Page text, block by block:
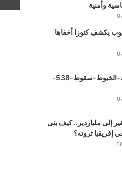
وأمنية
يكشف كنوزا أخفاها
الأدلة-تفكك-الخيوط-سقوط-538-
إلى ملياردير.. كيف بنى
إفريقيا ثروته؟